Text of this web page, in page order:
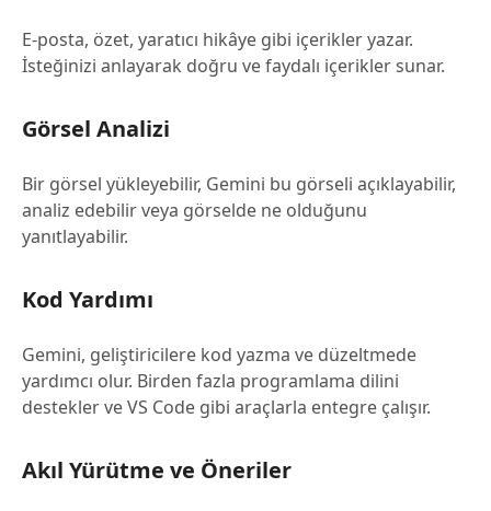
E-posta, özet, yaratıcı hikâye gibi içerikler yazar.
İsteğinizi anlayarak doğru ve faydalı içerikler sunar.
Görsel Analizi
Bir görsel yükleyebilir, Gemini bu görseli açıklayabilir,
analiz edebilir veya görselde ne olduğunu
yanıtlayabilir.
Kod Yardımı
Gemini, geliştiricilere kod yazma ve düzeltmede
yardımcı olur. Birden fazla programlama dilini
destekler ve VS Code gibi araçlarla entegre çalışır.
Akıl Yürütme ve Öneriler